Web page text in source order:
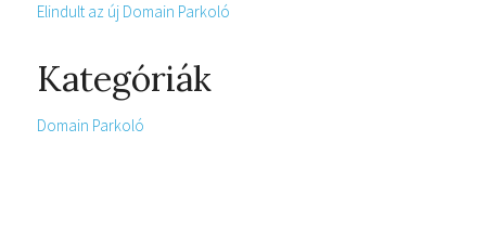
Elindult az új Domain Parkoló
Kategóriák
Domain Parkoló